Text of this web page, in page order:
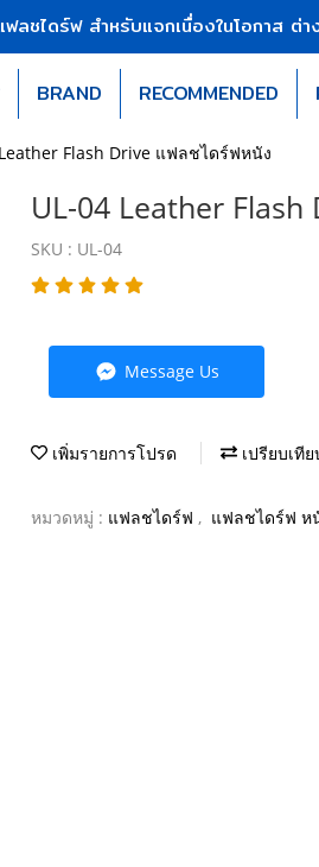
ชไดร์ฟ สำหรับแจกเนื่องในโอกาส ต่า
BRAND RECOMMENDED
Flash Drive แฟลชไดร์ฟหนัง
UL-04 Leather
SKU : UL-04
Message Us
เพิ่มรายการโปรด เปรียบเทีย
หมวดหมู่ : แฟลชไดร์ฟ , แฟลชไดร์ฟ ห